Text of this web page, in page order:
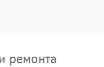
ремонта